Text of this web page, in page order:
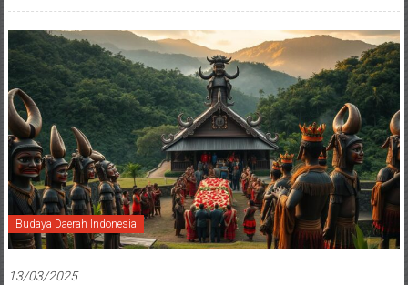
Budaya Daerah Indonesia
13/03/2025